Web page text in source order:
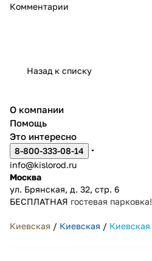
Комментарии
Назад к списку
О компании
Помощь
Это интересно
8-800-333-08-14
info@kislorod.ru
Москва
ул. Брянская, д. 32, стр. 6
БЕСПЛАТНАЯ гостевая парковка!
Киевская / Киевская / Киевская